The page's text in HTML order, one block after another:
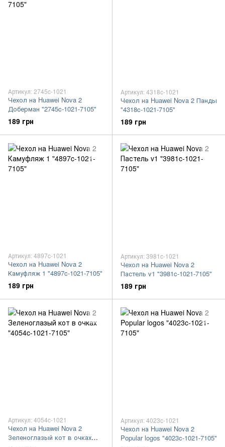
Артикул: 2745c-1021
Чехол на Huawei Nova 2
Доберман "2745c-1021-7105"
189 грн
Артикул: 4318c-1021
Чехол на Huawei Nova 2 Панды
"4318c-1021-7105"
189 грн
Артикул: 4897c-1021
Чехол на Huawei Nova 2
Камуфляж 1 "4897c-1021-7105"
189 грн
Артикул: 3981c-1021
Чехол на Huawei Nova 2
Пастель v1 "3981c-1021-7105"
189 грн
Артикул: 4054c-1021
Чехол на Huawei Nova 2
Зеленоглазый кот в очках
Артикул: 4023c-1021
Чехол на Huawei Nova 2
Popular logos "4023c-1021-7105"